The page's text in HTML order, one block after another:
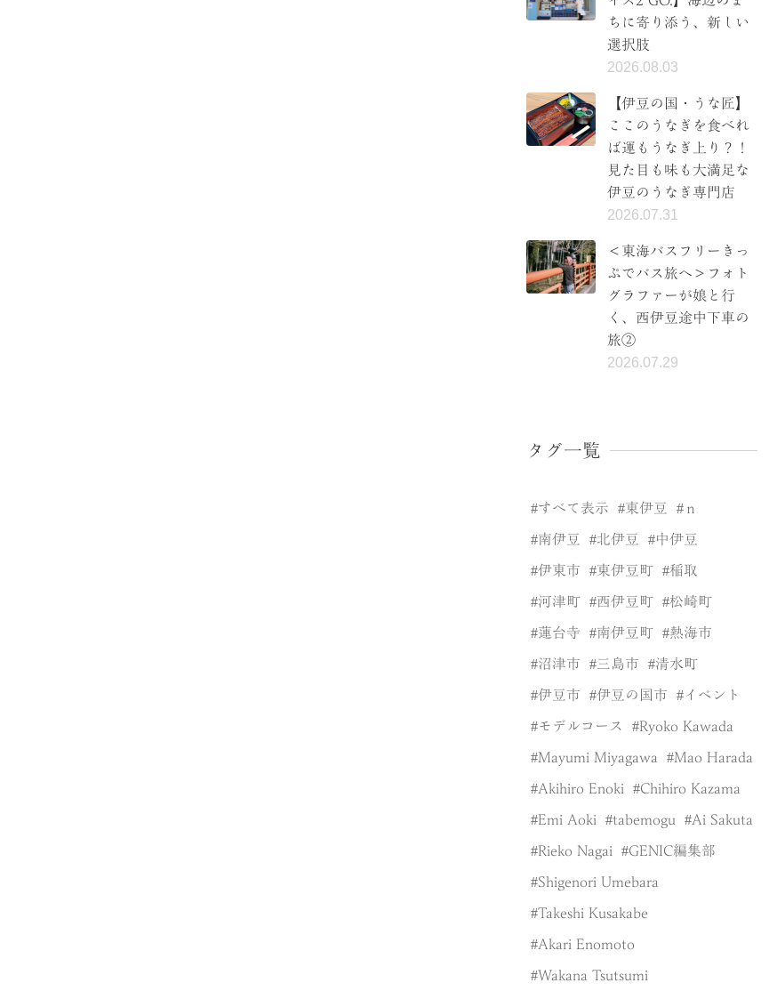
ちに寄り添う、新しい
選択肢
2026.08.03
【伊豆の国・うな匠】
ここのうなぎを食べれ
ば運もうなぎ上り？！
見た目も味も大満足な
伊豆のうなぎ専門店
2026.07.31
＜東海バスフリーきっ
ぷでバス旅へ＞フォト
グラファーが娘と行
く、西伊豆途中下車の
旅②
2026.07.29
タグ一覧
すべて表示 東伊豆 ｎ
南伊豆 北伊豆 中伊豆
伊東市 東伊豆町 稲取
河津町 西伊豆町 松崎町
蓮台寺 南伊豆町 熱海市
沼津市 三島市 清水町
伊豆市 伊豆の国市 イベント
モデルコース Ryoko Kawada
Mayumi Miyagawa Mao Harada
Akihiro Enoki Chihiro Kazama
Emi Aoki tabemogu Ai Sakuta
Rieko Nagai GENIC編集部
Shigenori Umebara
Takeshi Kusakabe
Akari Enomoto
Wakana Tsutsumi